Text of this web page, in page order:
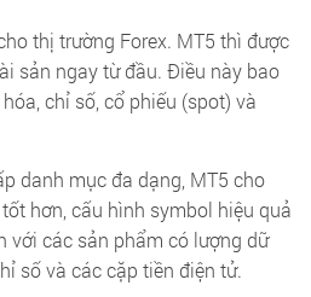
thị trường Forex. MT5 thì được
sản ngay từ đầu. Điều này bao
chỉ số, cổ phiếu (spot) và
danh mục đa dạng, MT5 cho
hơn, cấu hình symbol hiệu quả
với các sản phẩm có lượng dữ
số và các cặp tiền điện tử.